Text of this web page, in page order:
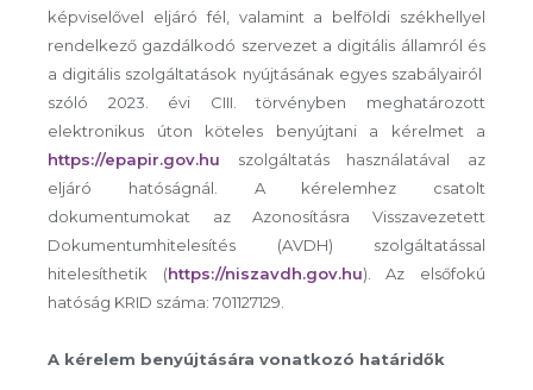
képviselővel eljáró fél, valamint a belföldi székhellyel
rendelkező gazdálkodó szervezet a digitális államról és
a digitális szolgáltatások nyújtásának egyes szabályairól
szóló 2023. évi CIII. törvényben meghatározott
elektronikus úton köteles benyújtani a kérelmet a
https://epapir.gov.hu szolgáltatás használatával az
eljáró hatóságnál. A kérelemhez csatolt
dokumentumokat az Azonosításra Visszavezetett
Dokumentumhitelesítés (AVDH) szolgáltatással
hitelesíthetik (https://niszavdh.gov.hu). Az elsőfokú
hatóság KRID száma: 701127129.
A kérelem benyújtására vonatkozó határidők